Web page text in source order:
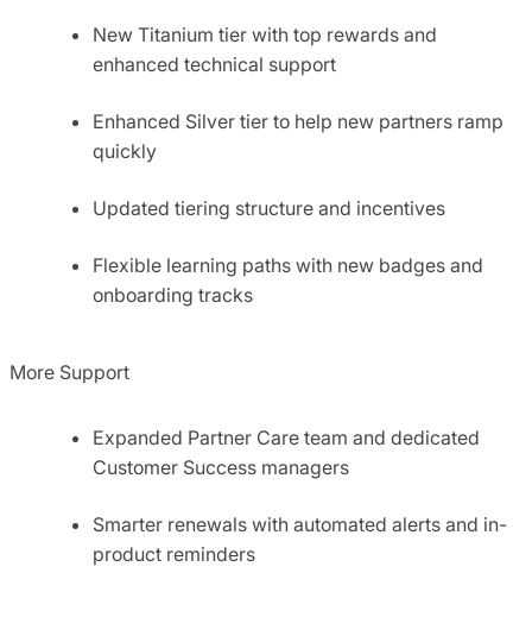
New Titanium tier with top rewards and
enhanced technical support
Enhanced Silver tier to help new partners ramp
quickly
Updated tiering structure and incentives
Flexible learning paths with new badges and
onboarding tracks
More Support
Expanded Partner Care team and dedicated
Customer Success managers
Smarter renewals with automated alerts and in-
product reminders